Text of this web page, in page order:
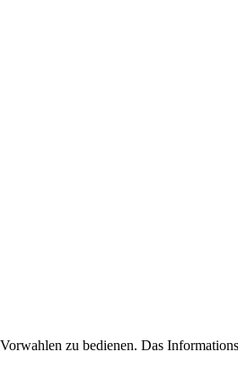
zu bedienen. Das